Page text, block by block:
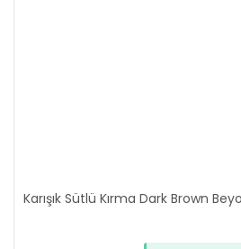
Karışık Sütlü Kırma Dark Brown